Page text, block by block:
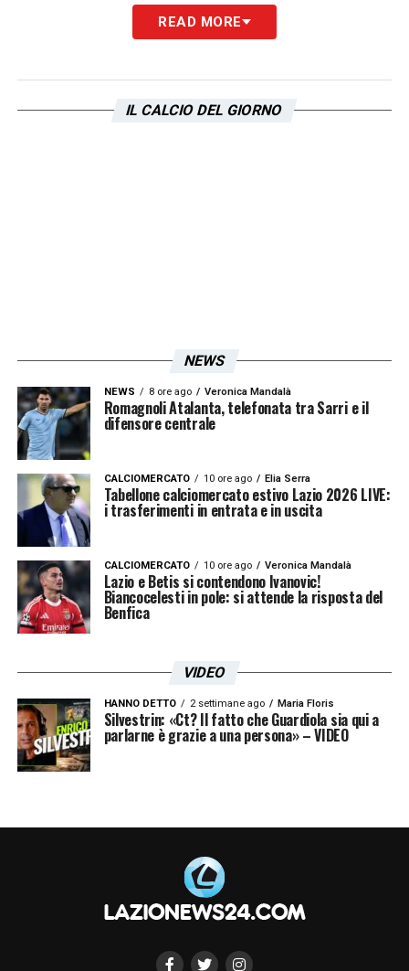
quarti di finale, mentre il Belgio di Lukaku e
compagni torna a casa
LA PLAYLIST DELLE NOSTRE TOP NEWS
READ MORE
IL CALCIO DEL GIORNO
NEWS
NEWS 8 ore ago Veronica Mandalà
Romagnoli Atalanta, telefonata tra Sarri e il
difensore centrale
CALCIOMERCATO 10 ore ago Elia Serra
Tabellone calciomercato estivo Lazio 2026 LIVE:
i trasferimenti in entrata e in uscita
CALCIOMERCATO 10 ore ago Veronica Mandalà
Lazio e Betis si contendono Ivanovic!
Biancocelesti in pole: si attende la risposta del
Benfica
VIDEO
HANNO DETTO 2 settimane ago Maria Floris
Silvestrin: «Ct? Il fatto che Guardiola sia qui a
parlarne è grazie a una persona» – VIDEO